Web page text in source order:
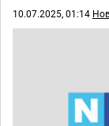
10.07.2025, 01:14